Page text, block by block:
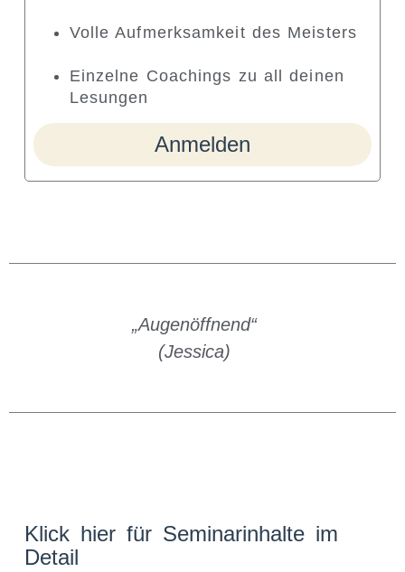
Volle Aufmerksamkeit des Meisters
Einzelne Coachings zu all deinen
Lesungen
Anmelden
„Augenöffnend“
(Jessica)
Klick hier für Seminarinhalte im
Detail